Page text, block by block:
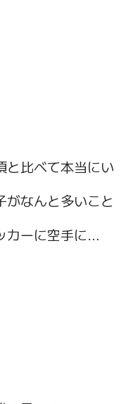
と比べて本当にい
がなんと多いこと
カーに空手に…